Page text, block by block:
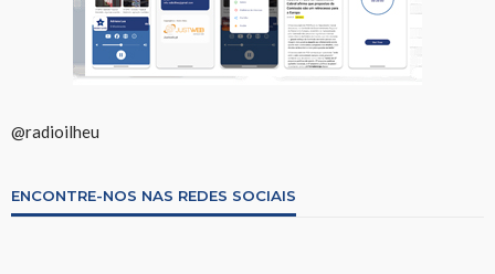
@radioilheu
ENCONTRE-NOS NAS REDES SOCIAIS